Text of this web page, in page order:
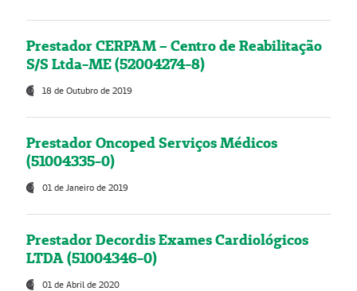
Prestador CERPAM – Centro de Reabilitação
S/S Ltda-ME (52004274-8)
18 de Outubro de 2019
Prestador Oncoped Serviços Médicos
(51004335-0)
01 de Janeiro de 2019
Prestador Decordis Exames Cardiológicos
LTDA (51004346-0)
01 de Abril de 2020